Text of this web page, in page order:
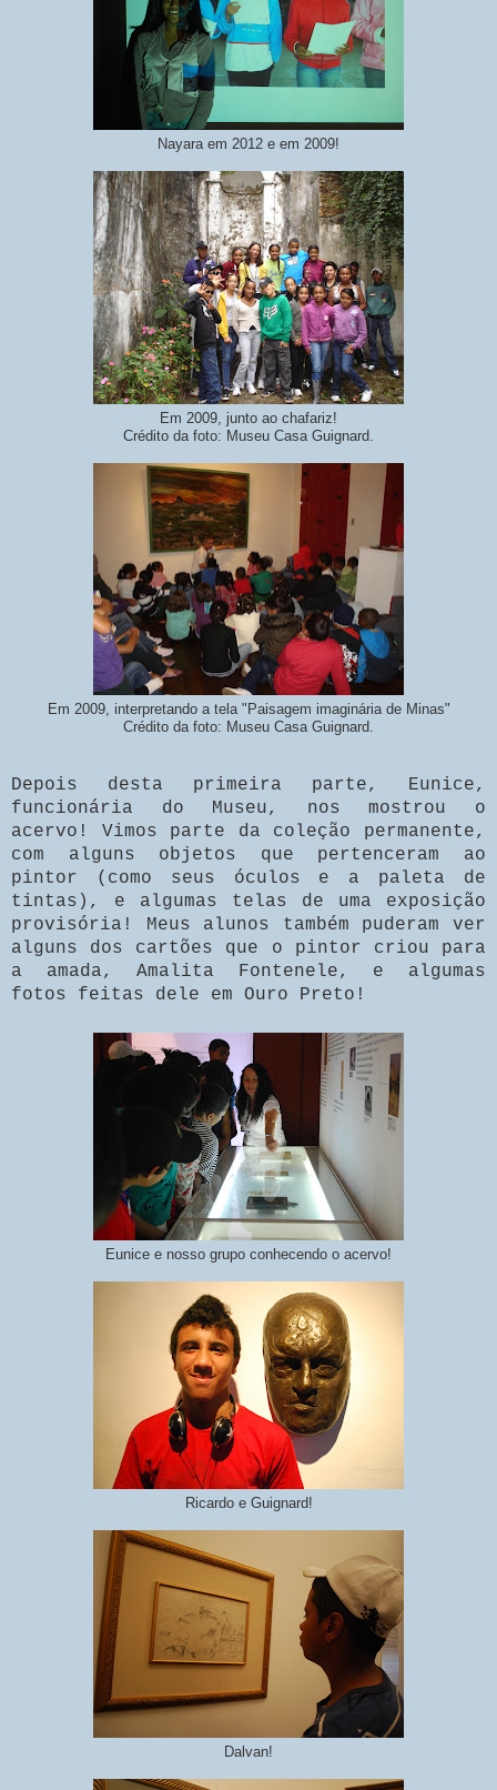
Nayara em 2012 e em 2009!
Em 2009, junto ao chafariz!
Crédito da foto: Museu Casa Guignard.
Em 2009, interpretando a tela "Paisagem imaginária de Minas"
Crédito da foto: Museu Casa Guignard.
Depois desta primeira parte, Eunice,
funcionária do Museu, nos mostrou o
acervo! Vimos parte da coleção permanente,
com alguns objetos que pertenceram ao
pintor (como seus óculos e a paleta de
tintas), e algumas telas de uma exposição
provisória! Meus alunos também puderam ver
alguns dos cartões que o pintor criou para
a amada, Amalita Fontenele, e algumas
fotos feitas dele em Ouro Preto!
Eunice e nosso grupo conhecendo o acervo!
Ricardo e Guignard!
Dalvan!